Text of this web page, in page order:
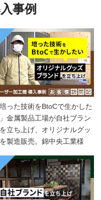
事例
培った技術をBtoCで生かした
金属製品工場が自社ブラン
を立ち上げ、オリジナルグッ
製造販売。錦中央工業様